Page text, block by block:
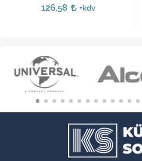
126,58 +kdv